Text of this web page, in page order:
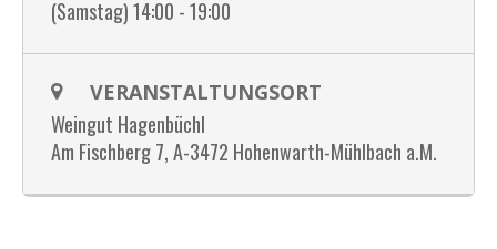
(Samstag) 14:00 - 19:00
VERANSTALTUNGSORT
Weingut Hagenbüchl
Am Fischberg 7, A-3472 Hohenwarth-Mühlbach a.M.